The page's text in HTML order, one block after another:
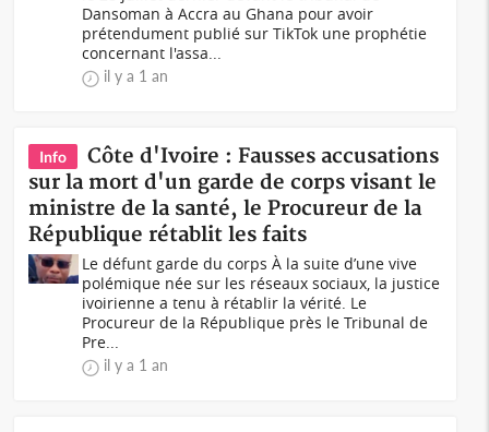
Dansoman à Accra au Ghana pour avoir
prétendument publié sur TikTok une prophétie
concernant l'assa...
il y a 1 an
Info
Côte d'Ivoire : Fausses accusations
sur la mort d'un garde de corps visant le
ministre de la santé, le Procureur de la
République rétablit les faits
Le défunt garde du corps À la suite d’une vive
polémique née sur les réseaux sociaux, la justice
ivoirienne a tenu à rétablir la vérité. Le
Procureur de la République près le Tribunal de
Pre...
il y a 1 an